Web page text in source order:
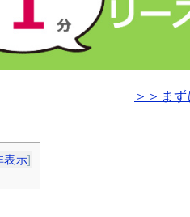
＞＞ま
表示]